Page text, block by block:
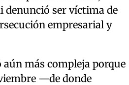
denunció ser víctima de
empresarial y
más compleja porque
—de donde